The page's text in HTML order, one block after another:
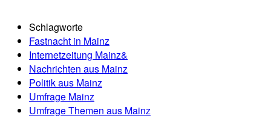
Schlagworte
Fastnacht in Mainz
Internetzeitung Mainz&
Nachrichten aus Mainz
Politik aus Mainz
Umfrage Mainz
Umfrage Themen aus Mainz